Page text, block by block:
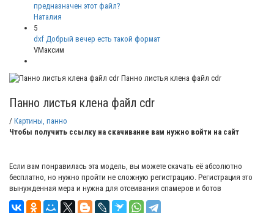
предназначен этот файл?
Наталия
5
dxf Добрый вечер есть такой формат
VМаксим
Панно листья клена файл cdr
Панно листья клена файл cdr
/ Картины, панно
Чтобы получить ссылку на скачивание вам нужно войти на сайт
Если вам понравилась эта модель, вы можете скачать её абсолютно
бесплатно, но нужно пройти не сложную регистрацию. Регистрация это
вынужденная мера и нужна для отсеивания спамеров и ботов